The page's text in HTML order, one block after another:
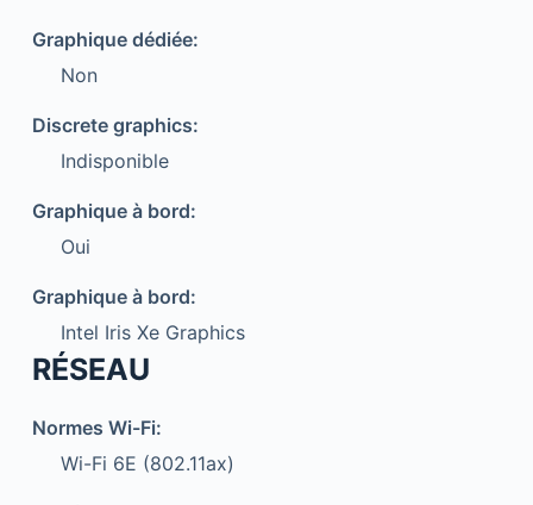
Graphique dédiée:
Non
Discrete graphics:
Indisponible
Graphique à bord:
Oui
Graphique à bord:
Intel Iris Xe Graphics
RÉSEAU
Normes Wi-Fi:
Wi-Fi 6E (802.11ax)